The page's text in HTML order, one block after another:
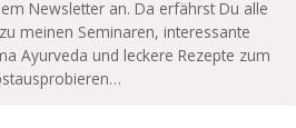
Newsletter an. Da erfährst Du alle
meinen Seminaren, interessante
Ayurveda und leckere Rezepte zum